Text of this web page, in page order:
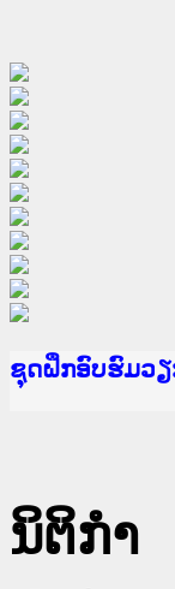
Ministry of
ເຜີຍແຜ່ວັບໄຊຈົ
ກະຊວງຍຸຕິທຳ
ຊຸດຝຶກອົບຮົມວຽ
ກອງປະຊຸມທົບທ
ຝຶກອົບຮົມ ຜູ່ປະ
ຝຶກອົບຮົມ ຜູ່ປະ
ເຜີຍແຜ່ແອັບກົດ
ເຜີຍແຜ່ແອັບກົດ
ຍົກລະດັບວຽກງ
ຊຸດຝຶກອົບຮົມວຽ
ນິຕິກໍາ